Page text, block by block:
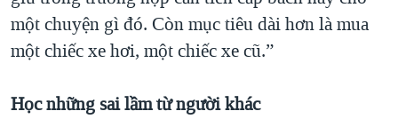
một chuyện gì đó. Còn mục tiêu dài hơn là mua
một chiếc xe hơi, một chiếc xe cũ.”
Học những sai lầm từ người khác